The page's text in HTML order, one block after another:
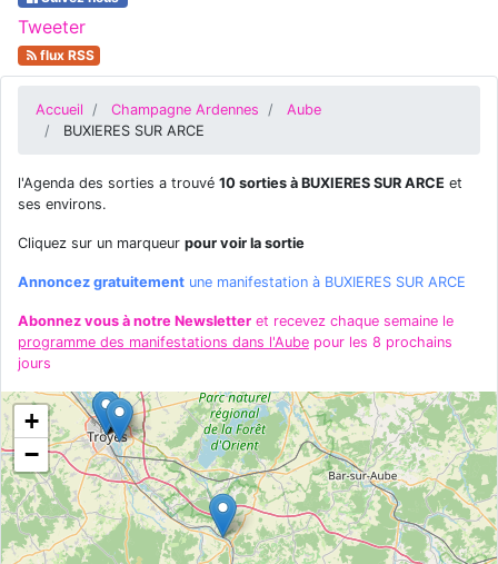
Tweeter
flux RSS
Accueil Champagne Ardennes
Aube
BUXIERES SUR ARCE
l'Agenda des sorties a trouvé 10 sorties à BUXIERES SUR ARCE et
ses environs.
Cliquez sur un marqueur pour voir la sortie
Annoncez gratuitement une manifestation à BUXIERES SUR ARCE
Abonnez vous à notre Newsletter et recevez chaque semaine le
programme des manifestations dans l'Aube pour les 8 prochains
jours
+
−